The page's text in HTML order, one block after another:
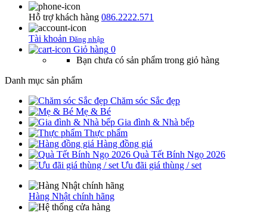
Hỗ trợ khách hàng 086.2222.571
Tài khoản Đăng nhập
Giỏ hàng 0
Bạn chưa có sản phẩm trong giỏ hàng
Danh mục sản phẩm
Chăm sóc Sắc đẹp
Mẹ & Bé
Gia đình & Nhà bếp
Thực phẩm
Hàng đồng giá
Quà Tết Bính Ngọ 2026
Ưu đãi giá thùng / set
Hàng Nhật chính hãng